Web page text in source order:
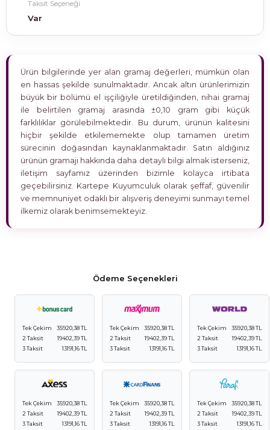
Taksit Seçeneği
Var
Ürün bilgilerinde yer alan gramaj değerleri, mümkün olan
en hassas şekilde sunulmaktadır. Ancak altın ürünlerimizin
büyük bir bölümü el işçiliğiyle üretildiğinden, nihai gramaj
ile belirtilen gramaj arasında ±0,10 gram gibi küçük
farklılıklar görülebilmektedir. Bu durum, ürünün kalitesini
hiçbir şekilde etkilememekte olup tamamen üretim
sürecinin doğasından kaynaklanmaktadır. Satın aldığınız
ürünün gramajı hakkında daha detaylı bilgi almak isterseniz,
iletişim sayfamız üzerinden bizimle kolayca irtibata
geçebilirsiniz. Kartepe Kuyumculuk olarak şeffaf, güvenilir
ve memnuniyet odaklı bir alışveriş deneyimi sunmayı temel
ilkemiz olarak benimsemekteyiz.
Ödeme Seçenekleri
Tek Çekim
35920,38 TL
2 Taksit
19402,39 TL
3 Taksit
13191,16 TL
Tek Çekim
35920,38 TL
2 Taksit
19402,39 TL
3 Taksit
13191,16 TL
Tek Çekim
35920,38 TL
2 Taksit
19402,39 TL
3 Taksit
13191,16 TL
Tek Çekim
35920,38 TL
2 Taksit
19402,39 TL
3 Taksit
13191,16 TL
Tek Çekim
35920,38 TL
2 Taksit
19402,39 TL
3 Taksit
13191,16 TL
Tek Çekim
35920,38 TL
2 Taksit
19402,39 TL
3 Taksit
13191,16 TL